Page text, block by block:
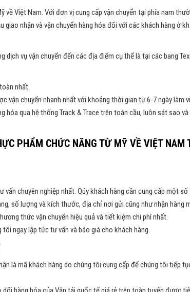
Việt Nam. Với đơn vị cung cấp vận chuyển tại phía nam
nhận và vận chuyển hàng hóa đối với các khách hàng ở
vụ vận chuyển đến các địa điểm cụ thể là tại các bang
nhất.
vận chuyển nhanh nhất với khoảng thời gian từ 6-7 ngày làm
hóa qua hệ thống Track & Trace trên toàn cầu, luôn sát sao và
PHẨM CHỨC NĂNG TỪ MỸ VỀ VIỆT NAM
chuyên nghiệp nhất. Qúy khách hàng cần cung cấp một số
số lượng và kích thước, địa chỉ nơi gửi cũng như nhận hàng
thức vận chuyển hiệu quả và tiết kiệm chi phí nhất.
ngay lập tức tư vấn và báo giá cho khách hàng.
là mã khách hàng do chúng tôi cung cấp để chúng tôi tiếp